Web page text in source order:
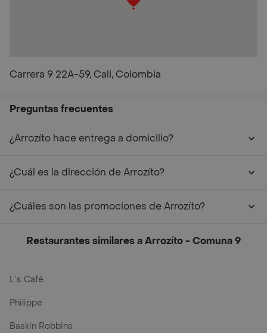
Carrera 9 22A-59, Cali, Colombia
Preguntas frecuentes
¿Arrozíto hace entrega a domicilio?
¿Cuál es la dirección de Arrozíto?
¿Cuáles son las promociones de Arrozíto?
Restaurantes similares a Arrozíto - Comuna 9
L´s Café
Philippe
Baskin Robbins